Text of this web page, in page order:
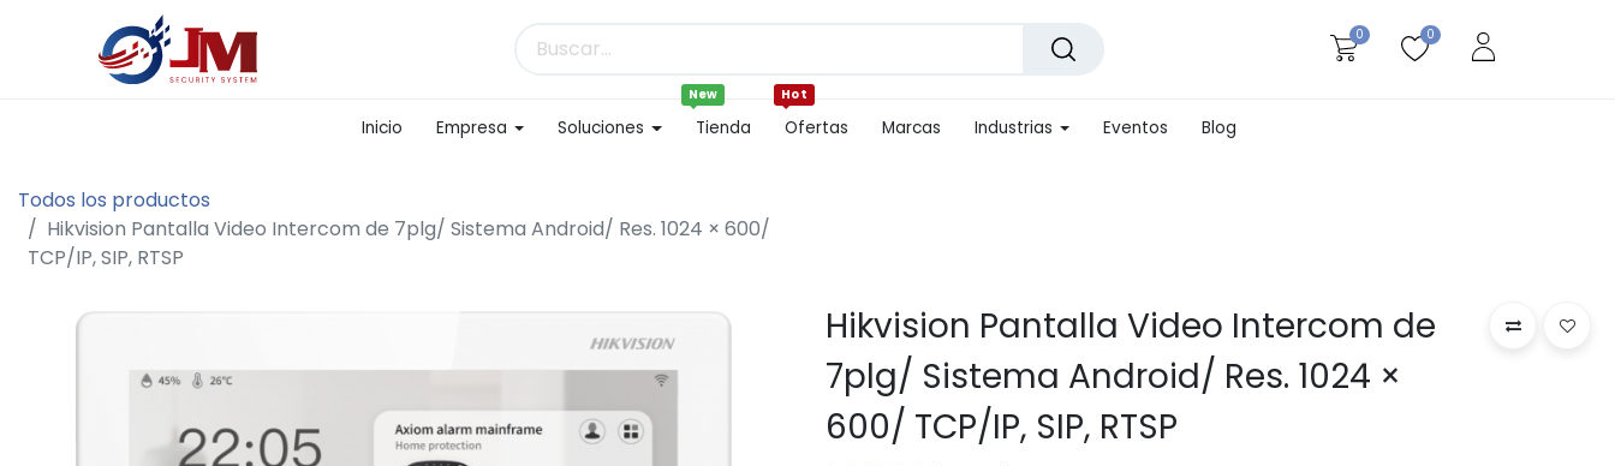
0 0
Inicio Empresa Soluciones Tienda
New
Ofertas
Hot
Marcas Industrias Eventos Blog
Todos los productos
Hikvision Pantalla Video Intercom de 7plg/ Sistema Android/ Res. 1024 × 600/
TCP/IP, SIP, RTSP
Hikvision Pantalla Video Intercom de
7plg/ Sistema Android/ Res. 1024 ×
600/ TCP/IP, SIP, RTSP